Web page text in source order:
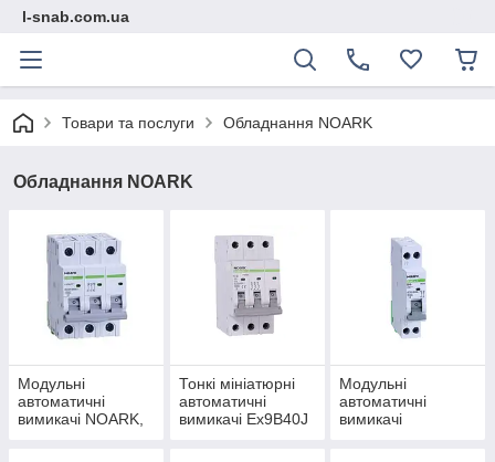
l-snab.com.ua
Товари та послуги Обладнання NOARK
Обладнання NOARK
Модульні
автоматичні
вимикачі NOARK,
Тонкі мініатюрні
автоматичні
вимикачі Ex9B40J
Модульні
автоматичні
вимикачі